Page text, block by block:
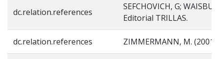
dc.relation.references
SEFCHOVICH, G;
Editorial TRILLAS.
dc.relation.references ZIMMERMANN, M.